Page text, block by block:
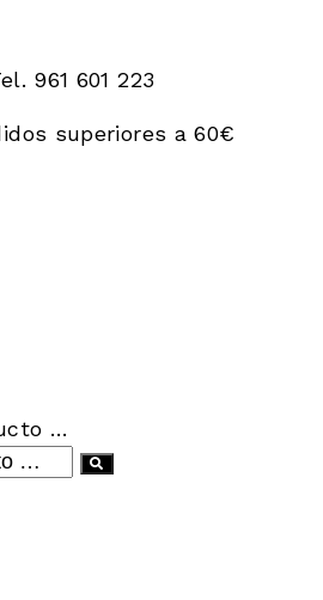
961 601 223
superiores a 60€
…